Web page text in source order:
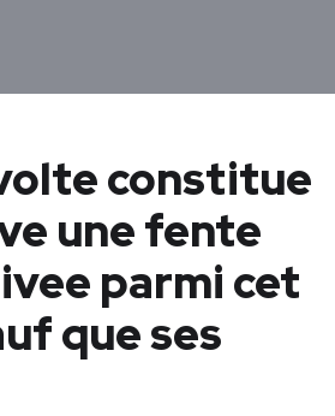
constitue
une fente
parmi cet
que ses